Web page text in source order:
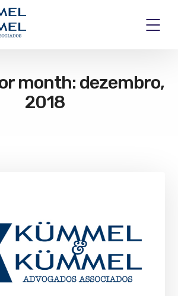
month: dezembro,
2018